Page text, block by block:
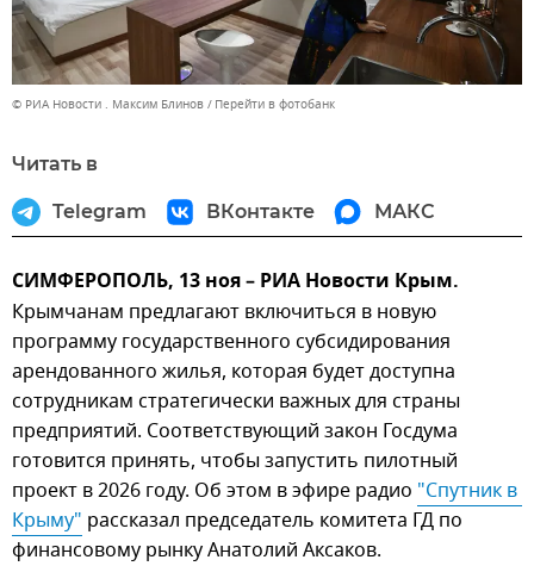
© РИА Новости . Максим Блинов Перейти в фотобанк
Читать в
Telegram ВКонтакте МАКС
СИМФЕРОПОЛЬ, 13 ноя – РИА Новости Крым.
Крымчанам предлагают включиться в новую
программу государственного субсидирования
арендованного жилья, которая будет доступна
сотрудникам стратегически важных для страны
предприятий. Соответствующий закон Госдума
готовится принять, чтобы запустить пилотный
проект в 2026 году. Об этом в эфире радио "Спутник в
Крыму" рассказал председатель комитета ГД по
финансовому рынку Анатолий Аксаков.